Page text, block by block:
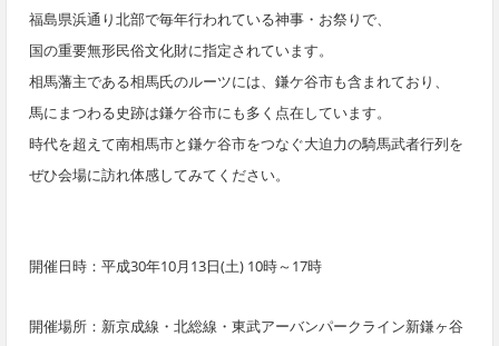
福島県浜通り北部で毎年行われている神事・お祭りで、
国の重要無形民俗文化財に指定されています。
相馬藩主である相馬氏のルーツには、鎌ケ谷市も含まれており、
馬にまつわる史跡は鎌ケ谷市にも多く点在しています。
時代を超えて南相馬市と鎌ケ谷市をつなぐ大迫力の騎馬武者行列を
ぜひ会場に訪れ体感してみてください。
開催日時：平成30年10月13日(土) 10時～17時
開催場所：新京成線・北総線・東武アーバンパークライン新鎌ヶ谷